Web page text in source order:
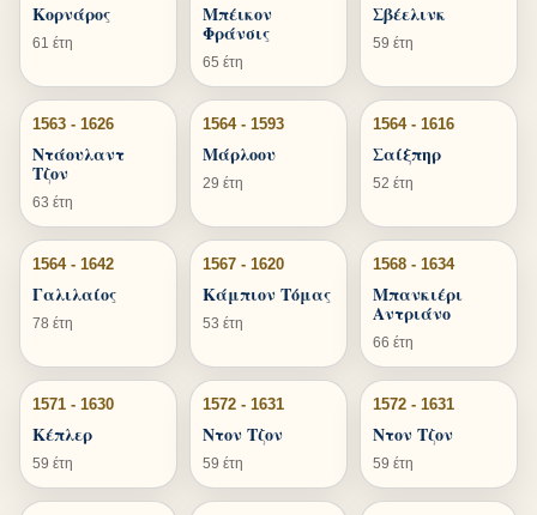
Κορνάρος
61 έτη
Μπέικον
Φράνσις
65 έτη
Σβέελινκ
59 έτη
1563 - 1626
Ντάουλαντ
Τζον
63 έτη
1564 - 1593
Μάρλοου
29 έτη
1564 - 1616
Σαίξπηρ
52 έτη
1564 - 1642
Γαλιλαίος
78 έτη
1567 - 1620
Κάμπιον Τόμας
53 έτη
1568 - 1634
Μπανκιέρι
Αντριάνο
66 έτη
1571 - 1630
Κέπλερ
59 έτη
1572 - 1631
Ντον Τζον
59 έτη
1572 - 1631
Ντον Τζον
59 έτη